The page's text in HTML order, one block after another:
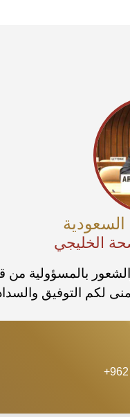
الخليجي
بالمسؤولية من
لكم التوفيق